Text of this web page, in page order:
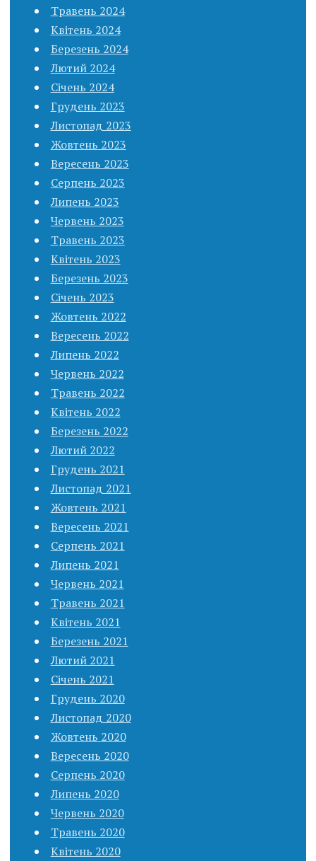
Травень 2024
Квітень 2024
Березень 2024
Лютий 2024
Січень 2024
Грудень 2023
Листопад 2023
Жовтень 2023
Вересень 2023
Серпень 2023
Липень 2023
Червень 2023
Травень 2023
Квітень 2023
Березень 2023
Січень 2023
Жовтень 2022
Вересень 2022
Липень 2022
Червень 2022
Травень 2022
Квітень 2022
Березень 2022
Лютий 2022
Грудень 2021
Листопад 2021
Жовтень 2021
Вересень 2021
Серпень 2021
Липень 2021
Червень 2021
Травень 2021
Квітень 2021
Березень 2021
Лютий 2021
Січень 2021
Грудень 2020
Листопад 2020
Жовтень 2020
Вересень 2020
Серпень 2020
Липень 2020
Червень 2020
Травень 2020
Квітень 2020